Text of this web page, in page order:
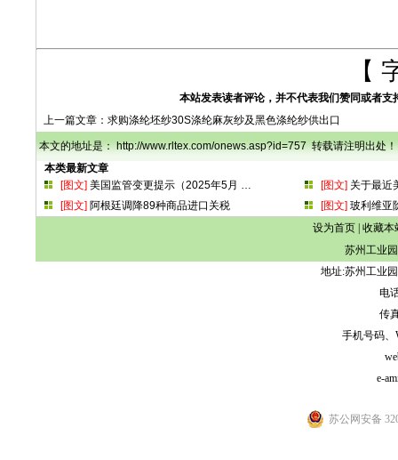
【
本站发表读者评论，并不代表我们赞同或者
上一篇文章： 求购涤纶坯纱30S涤纶麻灰纱及黑色涤纶纱供出口
本文的地址是： http://www.rltex.com/onews.asp?id=757 转载请注明出处！
本类最新文章
[图文] 美国监管变更提示（2025年5月 … [图文] 关于最近
[图文] 阿根廷调降89种商品进口关税 [图文] 玻利维亚
设为首页| 收藏本
苏州工业
地址:苏州工业
电
传
手机号码、
e-
苏公网安备